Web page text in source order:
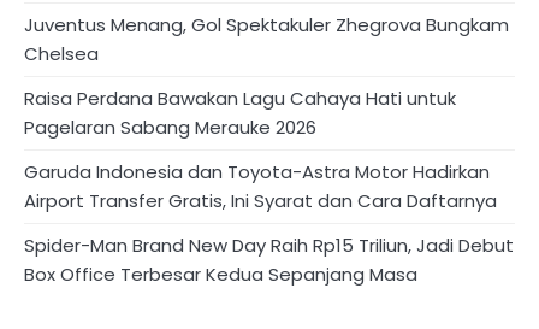
Juventus Menang, Gol Spektakuler Zhegrova Bungkam
Chelsea
Raisa Perdana Bawakan Lagu Cahaya Hati untuk
Pagelaran Sabang Merauke 2026
Garuda Indonesia dan Toyota-Astra Motor Hadirkan
Airport Transfer Gratis, Ini Syarat dan Cara Daftarnya
Spider-Man Brand New Day Raih Rp15 Triliun, Jadi Debut
Box Office Terbesar Kedua Sepanjang Masa